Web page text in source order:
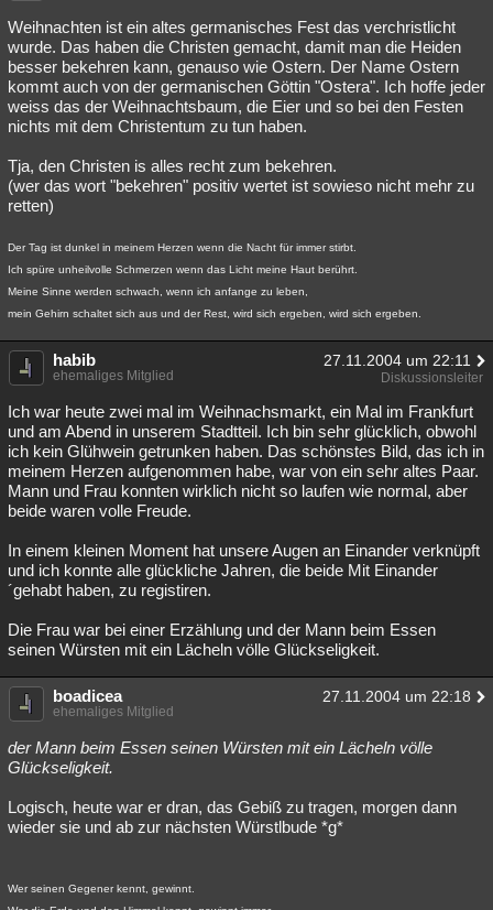
Weihnachten ist ein altes germanisches Fest das verchristlicht
wurde. Das haben die Christen gemacht, damit man die Heiden
besser bekehren kann, genauso wie Ostern. Der Name Ostern
kommt auch von der germanischen Göttin "Ostera". Ich hoffe jeder
weiss das der Weihnachtsbaum, die Eier und so bei den Festen
nichts mit dem Christentum zu tun haben.
Tja, den Christen is alles recht zum bekehren.
(wer das wort "bekehren" positiv wertet ist sowieso nicht mehr zu
retten)
Der Tag ist dunkel in meinem Herzen wenn die Nacht für immer stirbt.
Ich spüre unheilvolle Schmerzen wenn das Licht meine Haut berührt.
Meine Sinne werden schwach, wenn ich anfange zu leben,
mein Gehirn schaltet sich aus und der Rest, wird sich ergeben, wird sich ergeben.
habib 27.11.2004 um 22:11
ehemaliges Mitglied Diskussionsleiter
Ich war heute zwei mal im Weihnachsmarkt, ein Mal im Frankfurt
und am Abend in unserem Stadtteil. Ich bin sehr glücklich, obwohl
ich kein Glühwein getrunken haben. Das schönstes Bild, das ich in
meinem Herzen aufgenommen habe, war von ein sehr altes Paar.
Mann und Frau konnten wirklich nicht so laufen wie normal, aber
beide waren volle Freude.
In einem kleinen Moment hat unsere Augen an Einander verknüpft
und ich konnte alle glückliche Jahren, die beide Mit Einander
´gehabt haben, zu registiren.
Die Frau war bei einer Erzählung und der Mann beim Essen
seinen Würsten mit ein Lächeln völle Glückseligkeit.
boadicea 27.11.2004 um 22:18
ehemaliges Mitglied
der Mann beim Essen seinen Würsten mit ein Lächeln völle
Glückseligkeit.
Logisch, heute war er dran, das Gebiß zu tragen, morgen dann
wieder sie und ab zur nächsten Würstlbude *g*
Wer seinen Gegener kennt, gewinnt.